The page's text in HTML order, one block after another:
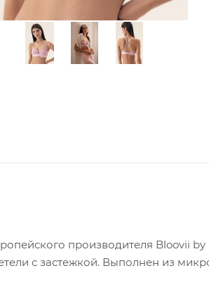
производителя Bloovii
с застежкой. Выполнен из